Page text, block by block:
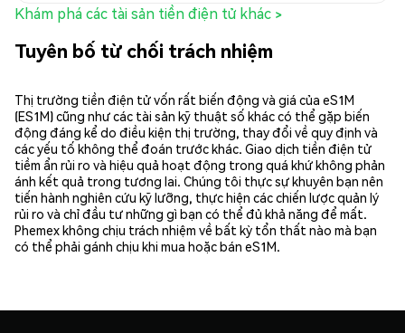
Khám phá các tài sản tiền điện tử khác >
Tuyên bố từ chối trách nhiệm
Thị trường tiền điện tử vốn rất biến động và giá của eS1M
(ES1M) cũng như các tài sản kỹ thuật số khác có thể gặp biến
động đáng kể do điều kiện thị trường, thay đổi về quy định và
các yếu tố không thể đoán trước khác. Giao dịch tiền điện tử
tiềm ẩn rủi ro và hiệu quả hoạt động trong quá khứ không phản
ánh kết quả trong tương lai. Chúng tôi thực sự khuyên bạn nên
tiến hành nghiên cứu kỹ lưỡng, thực hiện các chiến lược quản lý
rủi ro và chỉ đầu tư những gì bạn có thể đủ khả năng để mất.
Phemex không chịu trách nhiệm về bất kỳ tổn thất nào mà bạn
có thể phải gánh chịu khi mua hoặc bán eS1M.